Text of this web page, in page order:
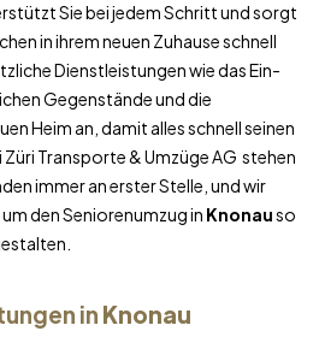
Sie bei jedem Schritt und sorgt
in ihrem neuen Zuhause schnell
Dienstleistungen wie das Ein-
Gegenstände und die
Heim an, damit alles schnell seinen
Transporte & Umzüge AG stehen
immer an erster Stelle, und wir
den Seniorenumzug in Knonauso
in Knonau